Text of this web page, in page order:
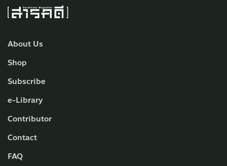
About Us
Shop
Subscribe
e-Library
Contributor
Contact
FAQ